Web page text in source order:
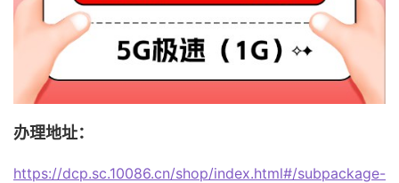
办理地址：
https://dcp.sc.10086.cn/shop/index.html#/subpackage-